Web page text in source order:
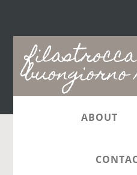
Main
navigation
ABOUT
paese dei bugiardi. IL